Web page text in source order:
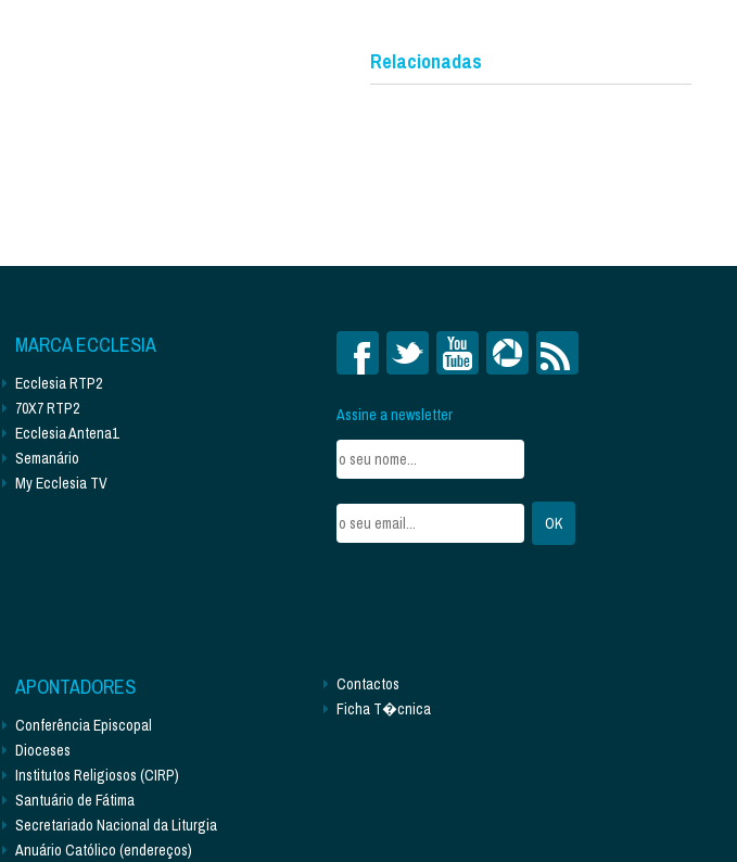
Relacionadas
MARCA ECCLESIA
Ecclesia RTP2
70X7 RTP2
Ecclesia Antena1
Semanário
My Ecclesia TV
Assine a newsletter
APONTADORES
Conferência Episcopal
Dioceses
Institutos Religiosos (CIRP)
Santuário de Fátima
Secretariado Nacional da Liturgia
Anuário Católico (endereços)
Contactos
Ficha T�cnica